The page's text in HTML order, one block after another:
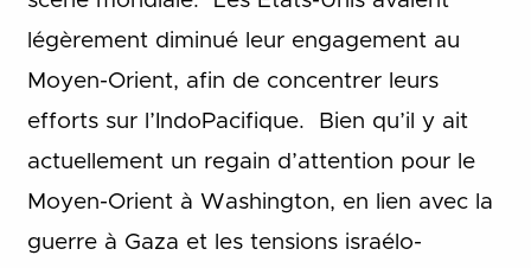
légèrement diminué leur engagement au
Moyen-Orient, afin de concentrer leurs
efforts sur l’IndoPacifique. Bien qu’il y ait
actuellement un regain d’attention pour le
Moyen-Orient à Washington, en lien avec la
guerre à Gaza et les tensions israélo-